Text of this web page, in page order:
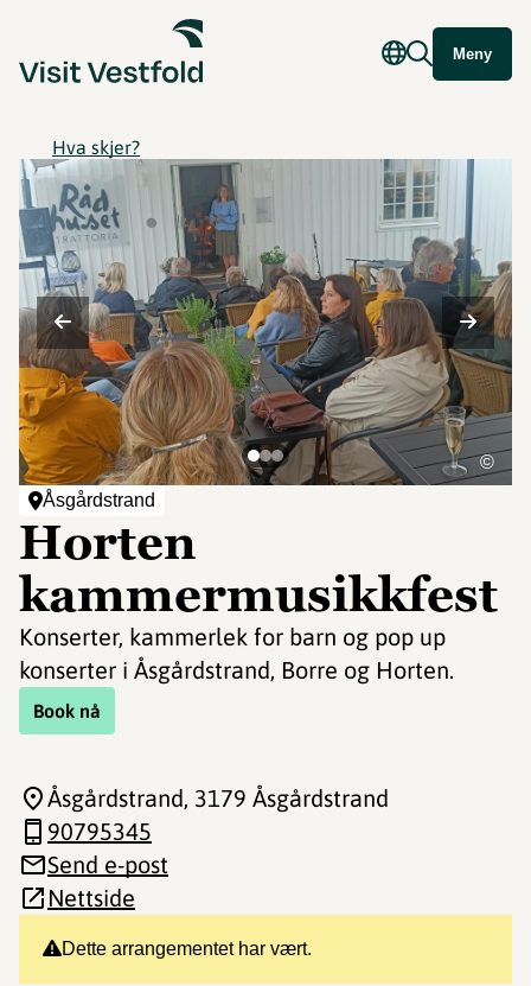
Meny
Hva skjer?
Åsgårdstrand
Horten
kammermusikkfest
Konserter, kammerlek for barn og pop up
konserter i Åsgårdstrand, Borre og Horten.
Book nå
©
Dette arrangementet har vært.
Åsgårdstrand, 3179 Åsgårdstrand
90795345
Send e-post
Nettside